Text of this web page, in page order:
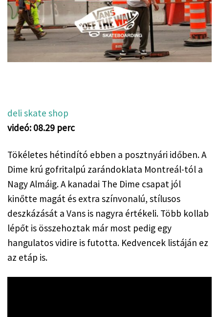
deli skate shop
videó: 08.29 perc
Tökéletes hétindító ebben a posztnyári időben. A
Dime krú gofritalpú zarándoklata Montreál-tól a
Nagy Almáig. A kanadai The Dime csapat jól
kinőtte magát és extra színvonalú, stílusos
deszkázását a Vans is nagyra értékeli. Több kollab
lépőt is összehoztak már most pedig egy
hangulatos vidire is futotta. Kedvencek listáján ez
az etáp is.